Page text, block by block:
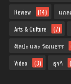
Review (14) แกล
Arts & Culture (7)
ศิลปะ และ วัฒนธรร
Video (3) ธุรกิ